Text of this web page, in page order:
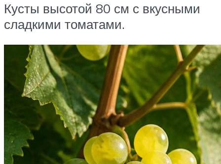
Кусты высотой 80 см с вкусными
сладкими томатами.